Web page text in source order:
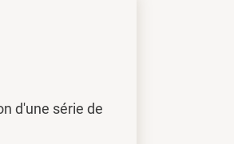
d'une série de